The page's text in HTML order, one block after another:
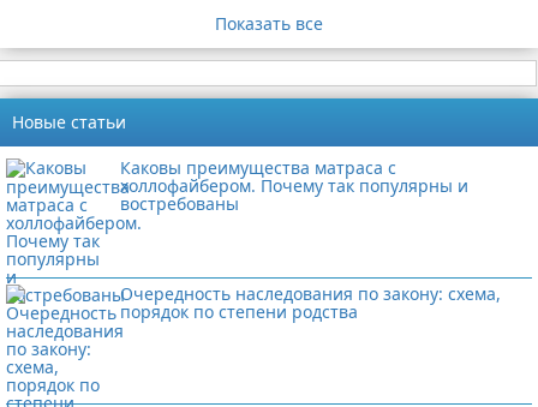
Показать все
Новые статьи
Каковы преимущества матраса с
холлофайбером. Почему так популярны и
востребованы
Очередность наследования по закону: схема,
порядок по степени родства